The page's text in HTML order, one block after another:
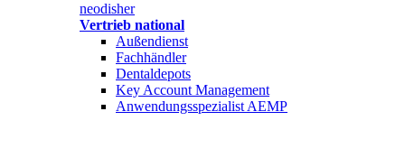
neodisher
Vertrieb national
Außendienst
Fachhändler
Dentaldepots
Key Account Management
Anwendungsspezialist AEMP